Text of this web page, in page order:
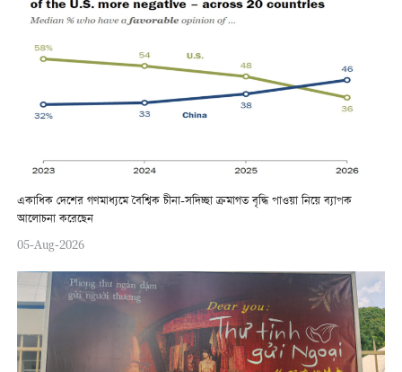
একাধিক দেশের গণমাধ্যমে বৈশ্বিক চীনা-সদিচ্ছা ক্রমাগত বৃদ্ধি পাওয়া নিয়ে ব্যাপক
আলোচনা করেছেন
05-Aug-2026